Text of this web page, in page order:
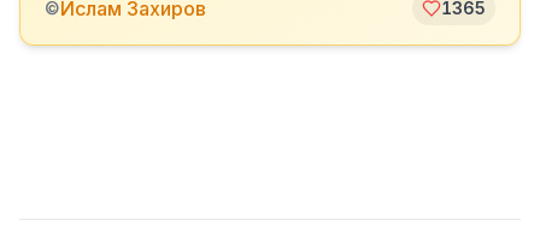
©Ислам Захиров 1365